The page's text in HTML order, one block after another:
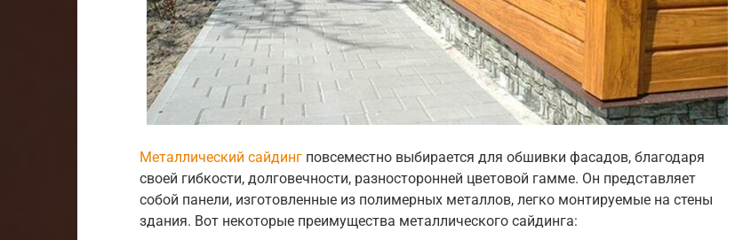
Металлический сайдинг повсеместно выбирается для обшивки фасадов, благодаря
своей гибкости, долговечности, разносторонней цветовой гамме. Он представляет
собой панели, изготовленные из полимерных металлов, легко монтируемые на стены
здания. Вот некоторые преимущества металлического сайдинга: